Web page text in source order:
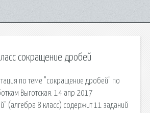
сокращение дробей
по теме "сокращение дробей" по
Выготская. 14 апр 2017
(алгебра 8 класс) содержит 11 заданий